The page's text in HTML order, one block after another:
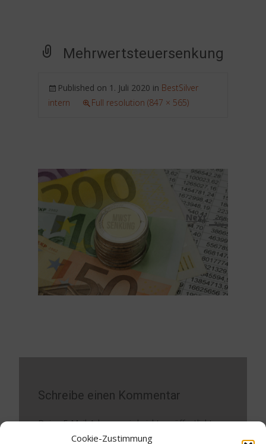
Cookie-Zustimmung
Mehrwertsteuersenkung
Published on 1. Juli 2020 in BestSilver
intern
Full resolution (847 × 565)
Next →
Schreibe einen Kommentar
Deine E-Mail-Adresse wird nicht veröffentlicht.
Erforderliche Felder sind mit*